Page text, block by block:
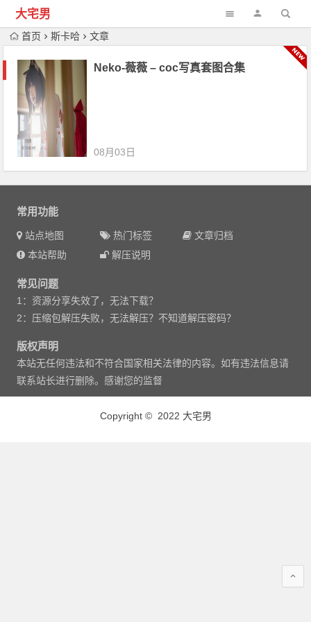
大宅男
首页 斯卡哈 文章
Neko-薇薇 – coc写真套图合集
08月03日
常用功能
站点地图 热门标签
文章归档
本站帮助
解压说明
常见问题
1：资源分享失效了，无法下载？
2：压缩包解压失败，无法解压？不知道解压密码？
版权声明
本站无任何违法和不符合国家相关法律的内容。如有违法信息请
联系站长进行删除。感谢您的监督
Copyright © 2022 大宅男